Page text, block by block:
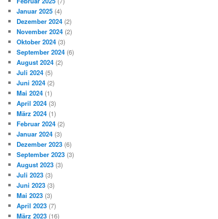
Januar 2025 (4)
Dezember 2024 (2)
November 2024 (2)
Oktober 2024 (3)
September 2024 (6)
August 2024 (2)
Juli 2024 (5)
Juni 2024 (2)
Mai 2024 (1)
April 2024 (3)
März 2024 (1)
Februar 2024 (2)
Januar 2024 (3)
Dezember 2023 (6)
September 2023 (3)
August 2023 (3)
Juli 2023 (3)
Juni 2023 (3)
Mai 2023 (3)
April 2023 (7)
März 2023 (16)